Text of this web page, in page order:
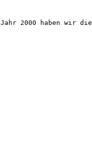
2000 haben wir